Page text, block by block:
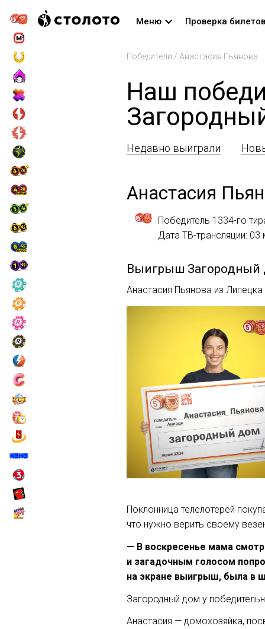
Меню Проверка билетов
Победители / Анастасия Пьянова
Наш
Недавно выиграли
Анастасия
Победитель 1334-го
Дата ТВ-трансляции: 03
Выигрыш
Анастасия Пьянова из
Поклонница телелотерей
что нужно верить своему
— В воскресенье мама
и загадочным голосом
на экране выигрыш, была в
Загородный дом у
Анастасия — домохозяйка,